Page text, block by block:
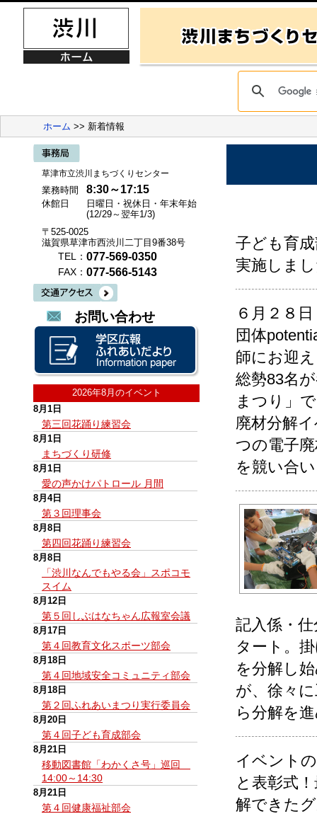
ホーム >> 新着情報
草津市立渋川まちづくりセンター
業務時間 8:30～17:15
休館日
日曜日・祝休日・年末年始
(12/29～翌年1/3)
〒525-0025
滋賀県草津市西渋川二丁目9番38号
TEL： 077-569-0350
FAX： 077-566-5143
お問い合わせ
2026年8月のイベント
8月1日
第三回花踊り練習会
8月1日
まちづくり研修
8月1日
愛の声かけパトロール 月間
8月4日
第３回理事会
8月8日
第四回花踊り練習会
8月8日
「渋川なんでもやる会」スポコモ
スイム
8月12日
第５回しぶはなちゃん広報室会議
8月17日
第４回教育文化スポーツ部会
8月18日
第４回地域安全コミュニティ部会
8月18日
第２回ふれあいまつり実行委員会
8月20日
第４回子ども育成部会
8月21日
移動図書館「わかくさ号」巡回
14:00～14:30
8月21日
第４回健康福祉部会
子ども育
実施しま
６月２８
団体
師にお迎
総勢83名
まつり」
廃材分解
つの電子
を競い合
記入係・
タート。
を分解し
が、徐々
ら分解を
イベント
と表彰式
解できた